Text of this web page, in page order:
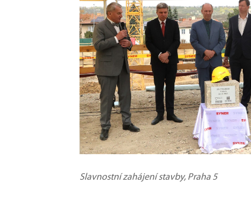
Slavnostní zahájení stavby, Praha 5